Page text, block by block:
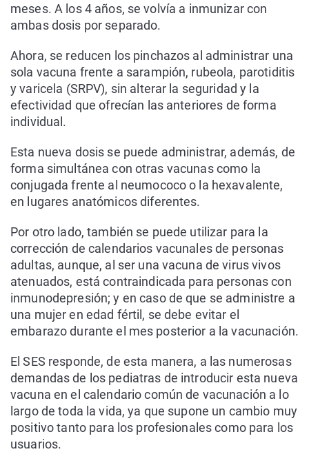
meses. A los 4 años, se volvía a inmunizar con
ambas dosis por separado.
Ahora, se reducen los pinchazos al administrar una
sola vacuna frente a sarampión, rubeola, parotiditis
y varicela (SRPV), sin alterar la seguridad y la
efectividad que ofrecían las anteriores de forma
individual.
Esta nueva dosis se puede administrar, además, de
forma simultánea con otras vacunas como la
conjugada frente al neumococo o la hexavalente,
en lugares anatómicos diferentes.
Por otro lado, también se puede utilizar para la
corrección de calendarios vacunales de personas
adultas, aunque, al ser una vacuna de virus vivos
atenuados, está contraindicada para personas con
inmunodepresión; y en caso de que se administre a
una mujer en edad fértil, se debe evitar el
embarazo durante el mes posterior a la vacunación.
El SES responde, de esta manera, a las numerosas
demandas de los pediatras de introducir esta nueva
vacuna en el calendario común de vacunación a lo
largo de toda la vida, ya que supone un cambio muy
positivo tanto para los profesionales como para los
usuarios.